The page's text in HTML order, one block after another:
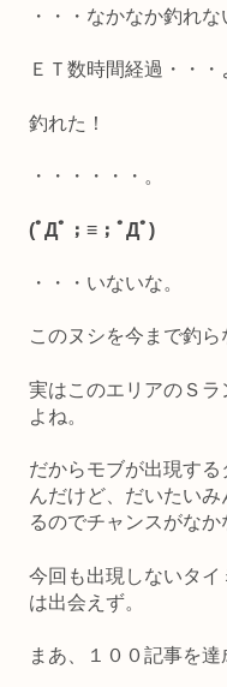
・・・なかなか釣れな
ＥＴ数時間経過・・・
釣れた！
・・・・・・。
(ﾟДﾟ；≡；ﾟДﾟ)
・・・いないな。
このヌシを今まで釣ら
実はこのエリアのＳ
よね。
だからモブが出現す
んだけど、だいたい
るのでチャンスがなか
今回も出現しないタ
は出会えず。
まあ、１００記事を達